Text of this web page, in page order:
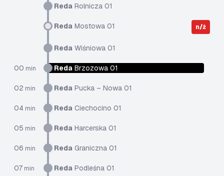
Reda Rolnicza 01
Reda Mostowa 01 n/ż
Reda Wiśniowa 01
00 min Reda Brzozowa 01
02 min Reda Pucka – Nowa 01
04 min Reda Ciechocino 01
05 min Reda Harcerska 01
06 min Reda Graniczna 01
07 min Reda Podleśna 01